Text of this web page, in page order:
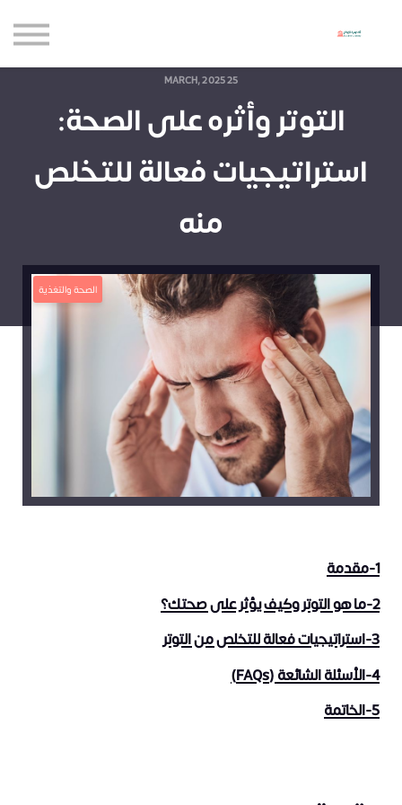
المدونة
الاعتماديات
حساب جديد
تسجيل الدخول
25 MARCH, 2025
التوتر وأثره على الصحة:
استراتيجيات فعالة للتخلص
منه
الصحة والتغذية
1-مقدمة
2-ما هو التوتر وكيف يؤثر على صحتك؟
3-استراتيجيات فعالة للتخلص من التوتر
4-الأسئلة الشائعة (FAQs)
5-الخاتمة